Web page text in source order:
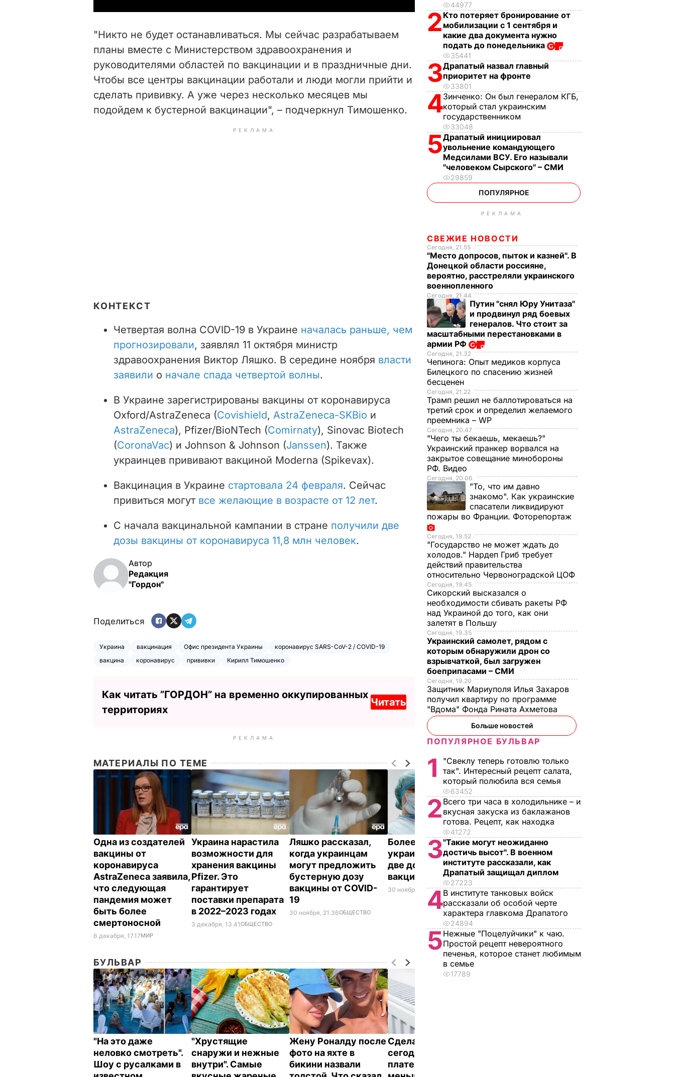
i
d
e
o
"Никто не будет останавливаться. Мы сейчас разрабатываем
планы вместе с Министерством здравоохранения и
руководителями областей по вакцинации и в праздничные дни.
Чтобы все центры вакцинации работали и люди могли прийти и
сделать прививку. А уже через несколько месяцев мы
подойдем к бустерной вакцинации", – подчеркнул Тимошенко.
РЕКЛАМА
КОНТЕКСТ
Четвертая волна COVID-19 в Украине началась раньше, чем
прогнозировали, заявлял 11 октября министр
здравоохранения Виктор Ляшко. В середине ноября власти
заявили о начале спада четвертой волны.
В Украине зарегистрированы вакцины от коронавируса
Oxford/AstraZeneca (Covishield, AstraZeneca-SKBio и
AstraZeneca), Pfizer/BioNTech (Comirnaty), Sinovac Biotech
(CoronaVac) и Johnson & Johnson (Janssen). Также
украинцев прививают вакциной Moderna (Spikevax).
Вакцинация в Украине стартовала 24 февраля. Сейчас
привиться могут все желающие в возрасте от 12 лет.
С начала вакцинальной кампании в стране получили две
дозы вакцины от коронавируса 11,8 млн человек.
Автор
Редакция
"Гордон"
Поделиться
Украина вакцинация Офис президента Украины
коронавирус SARS-CoV-2 / COVID-19
вакцина
коронавирус прививки Кирилл Тимошенко
Как читать ”ГОРДОН” на временно оккупированных
территориях
Читать
РЕКЛАМА
МАТЕРИАЛЫ ПО ТЕМЕ
Одна из создателей
вакцины от
коронавируса
AstraZeneca заявила,
что следующая
пандемия может
быть более
смертоносной
6 декабря, 17.17МИР
Украина нарастила
возможности для
хранения вакцины
Pfizer. Это
гарантирует
поставки препарата
в 2022–2023 годах
3 декабря, 13.41ОБЩЕСТВО
Ляшко рассказал,
когда украинцам
могут предложить
бустерную дозу
вакцины от COVID-
19
30 ноября, 21.36ОБЩЕСТВО
Более 11 млн
украинцев получили
две дозы COVID-
вакцины
30 ноября, 08.43ОБЩЕСТВО
БУЛЬВАР
"На это даже
неловко смотреть".
Шоу с русалками в
"Хрустящие
снаружи и нежные
внутри". Самые
Жену Роналду после
фото на яхте в
бикини назвали
Сделайте это
сегодня – и
платежки станут
44977
2 Кто потеряет бронирование от
мобилизации с 1 сентября и
какие два документа нужно
подать до понедельника
35441
3Драпатый назвал главный
приоритет на фронте
33801
4Зинченко: Он был генералом КГБ,
который стал украинским
государственником
33048
5Драпатый инициировал
увольнение командующего
Медсилами ВСУ. Его называли
"человеком Сырского" – СМИ
29859
ПОПУЛЯРНОЕ
РЕКЛАМА
СВЕЖИЕ НОВОСТИ
Сегодня, 21.55
"Место допросов, пыток и казней". В
Донецкой области россияне,
вероятно, расстреляли украинского
военнопленного
Сегодня, 21.44
Путин "снял Юру Унитаза"
и продвинул ряд боевых
генералов. Что стоит за
масштабными перестановками в
армии РФ
Сегодня, 21.32
Чепинога: Опыт медиков корпуса
Билецкого по спасению жизней
бесценен
Сегодня, 21.22
Трамп решил не баллотироваться на
третий срок и определил желаемого
преемника – WP
Сегодня, 20.47
"Чего ты бекаешь, мекаешь?"
Украинский пранкер ворвался на
закрытое совещание минобороны
РФ. Видео
Сегодня, 20.06
"То, что им давно
знакомо". Как украинские
спасатели ликвидируют
пожары во Франции. Фоторепортаж
Сегодня, 19.52
"Государство не может ждать до
холодов." Нардеп Гриб требует
действий правительства
относительно Червоноградской ЦОФ
Сегодня, 19.45
Сикорский высказался о
необходимости сбивать ракеты РФ
над Украиной до того, как они
залетят в Польшу
Сегодня, 19.35
Украинский самолет, рядом с
которым обнаружили дрон со
взрывчаткой, был загружен
боеприпасами – СМИ
Сегодня, 19.20
Защитник Мариуполя Илья Захаров
получил квартиру по программе
"Вдома" Фонда Рината Ахметова
Больше новостей
ПОПУЛЯРНОЕ БУЛЬВАР
1
"Свеклу теперь готовлю только
так". Интересный рецепт салата,
который полюбила вся семья
63452
2 Всего три часа в холодильнике – и
вкусная закуска из баклажанов
готова. Рецепт, как находка
41272
3"Такие могут неожиданно
достичь высот". В военном
институте рассказали, как
Драпатый защищал диплом
27223
4В институте танковых войск
рассказали об особой черте
характера главкома Драпатого
24894
5Нежные "Поцелуйчики" к чаю.
Простой рецепт невероятного
печенья, которое станет любимым
в семье
17789